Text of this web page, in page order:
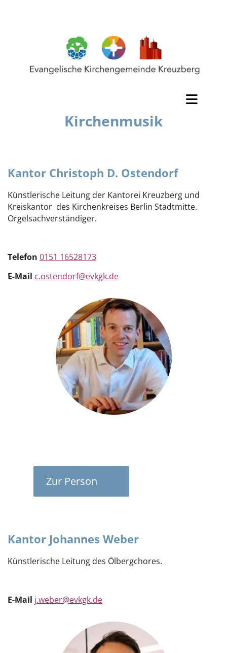
Kirchenmusik
Kantor Christoph D. Ostendorf
Künstlerische Leitung der Kantorei Kreuzberg und
Kreiskantor des Kirchenkreises Berlin Stadtmitte.
Orgelsachverständiger.
Telefon 0151 16528173
E-Mail c.ostendorf@evkgk.de
Zur Person
Kantor Johannes Weber
Künstlerische Leitung des Ölbergchores.
E-Mail j.weber@evkgk.de